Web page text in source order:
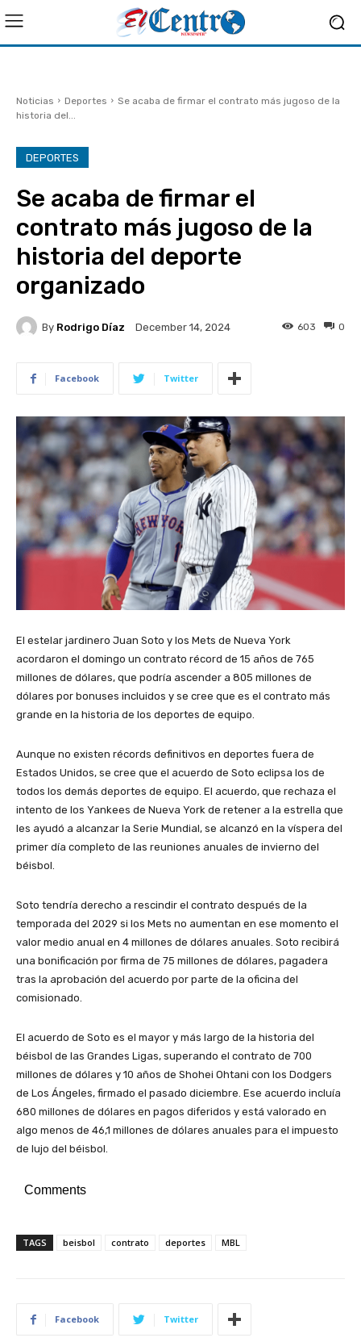
Noticias Deportes
Se acaba de firmar el contrato más jugoso de la
historia del...
DEPORTES
Se acaba de firmar el
contrato más jugoso de la
historia del deporte
organizado
By Rodrigo Díaz December 14, 2024 0
603
Facebook Twitter
El estelar jardinero Juan Soto y los Mets de Nueva York
acordaron el domingo un contrato récord de 15 años de 765
millones de dólares, que podría ascender a 805 millones de
dólares por bonuses incluidos y se cree que es el contrato más
grande en la historia de los deportes de equipo.
Aunque no existen récords definitivos en deportes fuera de
Estados Unidos, se cree que el acuerdo de Soto eclipsa los de
todos los demás deportes de equipo. El acuerdo, que rechaza el
intento de los Yankees de Nueva York de retener a la estrella que
les ayudó a alcanzar la Serie Mundial, se alcanzó en la víspera del
primer día completo de las reuniones anuales de invierno del
béisbol.
Soto tendría derecho a rescindir el contrato después de la
temporada del 2029 si los Mets no aumentan en ese momento el
valor medio anual en 4 millones de dólares anuales. Soto recibirá
una bonificación por firma de 75 millones de dólares, pagadera
tras la aprobación del acuerdo por parte de la oficina del
comisionado.
El acuerdo de Soto es el mayor y más largo de la historia del
béisbol de las Grandes Ligas, superando el contrato de 700
millones de dólares y 10 años de Shohei Ohtani con los Dodgers
de Los Ángeles, firmado el pasado diciembre. Ese acuerdo incluía
680 millones de dólares en pagos diferidos y está valorado en
algo menos de 46,1 millones de dólares anuales para el impuesto
de lujo del béisbol.
Comments
TAGS beisbol contrato deportes MBL
Facebook Twitter